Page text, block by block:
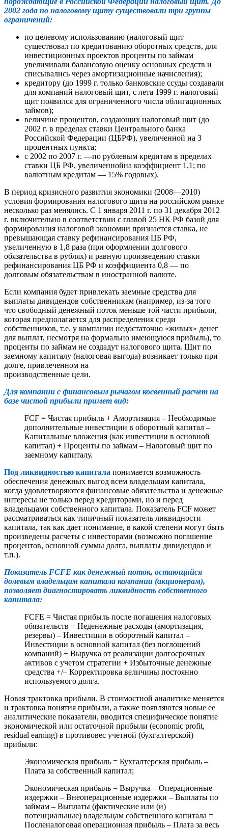
2002 года по налоговому щиту существовали три группы
ограничений:
по целевому использованию (налоговый щит
существовал по кредитованию оборотных средств, для
инвестиционных проектов проценты по займам
увеличивали балансовую оценку основных средств и
списывались через амортизационные начисления);
кредитору (до 1999 г. только банковские ссуды создавали
для компаний налоговый щит, с лета 1999 г. налоговый
щит появился для ограниченного числа облигационных
займов);
величине процентов, создающих налоговый щит (до
2002 г. в пределах ставки Центрального банка
Российской Федерации (ЦБРФ), увеличенной на 3
процентных пункта;
с 2002 по 2007 г. —по рублевым кредитам в пределах
ставки ЦБ РФ, увеличеннойна коэффициент 1,1; по
валютным кредитам — 15% годовых).
В период кризисного развития экономики (2008—2010)
условия формирования налогового щита на российском рынке
несколько раз менялись. С 1 января 2011 г. по 31 декабря 2012
г. включительно в соответствии с главой 25 НК РФ базой для
формирования налоговой экономии признается ставка, не
превышающая ставку рефинансирования ЦБ РФ,
увеличенную в 1,8 раза (при оформлении долгового
обязательства в рублях) и равную произведению ставки
рефинансирования ЦБ РФ и коэффициента 0,8 — по
долговым обязательствам в иностранной валюте.
Если компания будет привлекать заемные средства для
выплаты дивидендов собственникам (например, из-за того
что свободный денежный поток меньше той части прибыли,
которая предполагается для распределения среди
собственников, т.е. у компании недостаточно «живых» денег
для выплат, несмотря на формально имеющуюся прибыль), то
проценты по займам не создадут налогового щита. Щит по
заемному капиталу (налоговая выгода) возникает только при
долге, привлеченном на
производственные цели.
Для компании c финансовым рычагом косвенный расчет на
базе чистой прибыли примет вид:
FCF = Чистая прибыль + Амортизация – Необходимые
дополнительные инвестиции в оборотный капитал –
Капитальные вложения (как инвестиции в основной
капитал) + Проценты по займам – Налоговый щит по
заемному капиталу.
Под ликвидностью капитала понимается возможность
обеспечения денежных выгод всем владельцам капитала,
когда удовлетворяются финансовые обязательства и денежные
интересы не только перед кредиторами, но и перед
владельцами собственного капитала. Показатель FCF может
рассматриваться как типичный показатель ликвидности
капитала, так как дает понимание, в какой степени могут быть
произведены расчеты с инвесторами (возможно погашение
процентов, основной суммы долга, выплаты дивидендов и
т.п.).
Показатель FCFE как денежный поток, остающийся
долевым владельцам капитала компании (акционерам),
позволяет диагностировать ликвидность собственного
капитала:
FCFE = Чистая прибыль после погашения налоговых
обязательств + Неденежные расходы (амортизация,
резервы) – Инвестиции в оборотный капитал –
Инвестиции в основной капитал (без поглощений
компаний) + Выручка от реализации долгосрочных
активов с учетом стратегии + Избыточные денежные
средства +/– Корректировка величины постоянно
используемого долга.
Новая трактовка прибыли. В стоимостной аналитике меняется
и трактовка понятия прибыли, а также появляются новые ее
аналитические показатели, вводится специфическое понятие
экономической или остаточной прибыли (economic profit,
residual earning) в противовес учетной (бухгалтерской)
прибыли:
Экономическая прибыль = Бухгалтерская прибыль –
Плата за собственный капитал;
Экономическая прибыль = Выручка – Операционные
издержки – Внеоперационные издержки – Выплаты по
займам – Выплаты (фактические или (и)
потенциальные) владельцам собственного капитала =
Посленалоговая операционная прибыль – Плата за весь